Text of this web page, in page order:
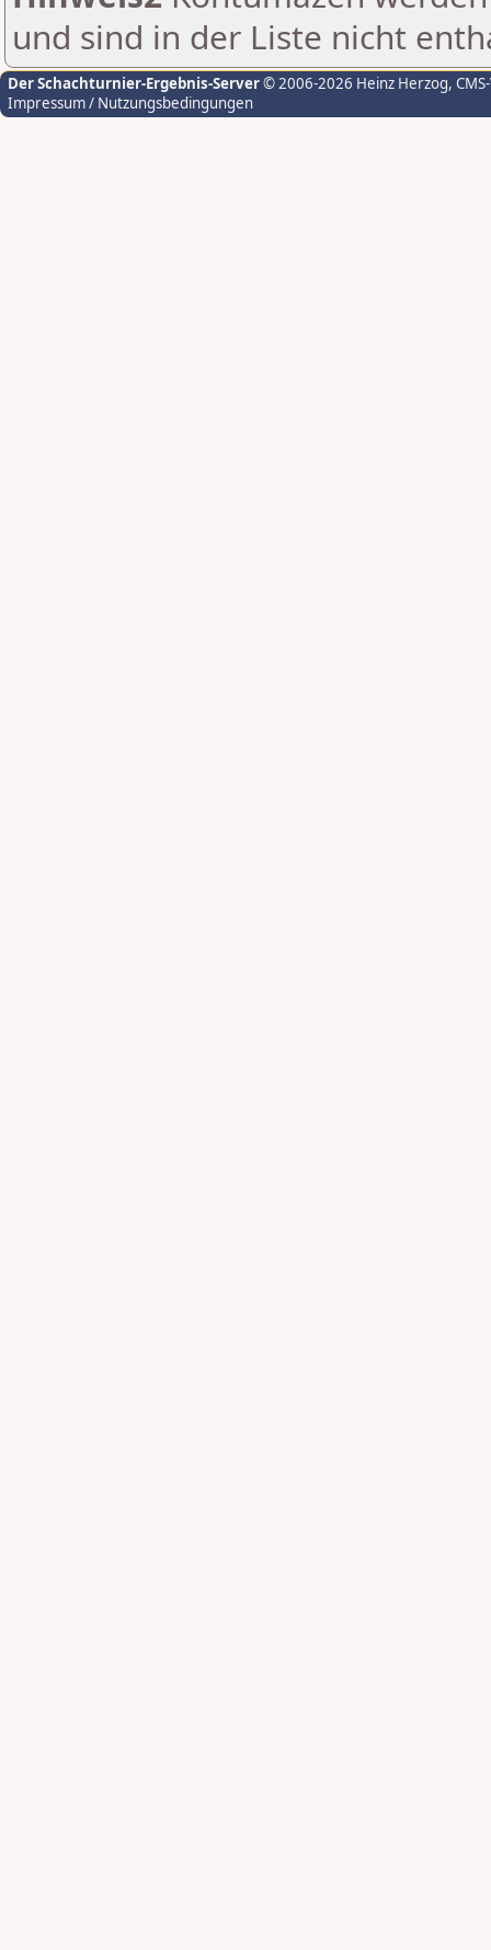
und sind in der Liste nicht
Der Schachturnier-Ergebnis-Server© 2006-2026 Heinz Herzog,
Impressum / Nutzungsbedingungen